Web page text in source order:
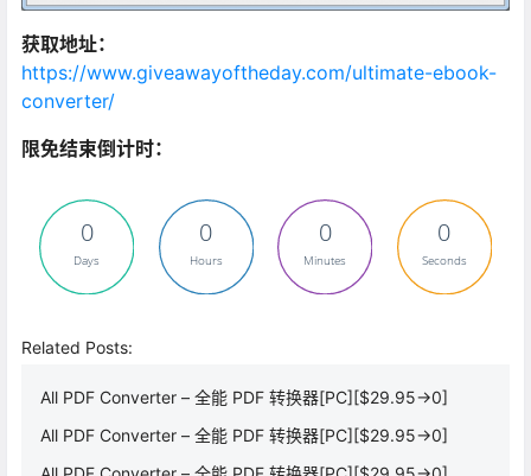
获取地址：
https://www.giveawayoftheday.com/ultimate-ebook-
converter/
限免结束倒计时：
0
Days
0
Hours
0
Minutes
0
Seconds
Related Posts:
All PDF Converter – 全能 PDF 转换器[PC][$29.95→0]
All PDF Converter – 全能 PDF 转换器[PC][$29.95→0]